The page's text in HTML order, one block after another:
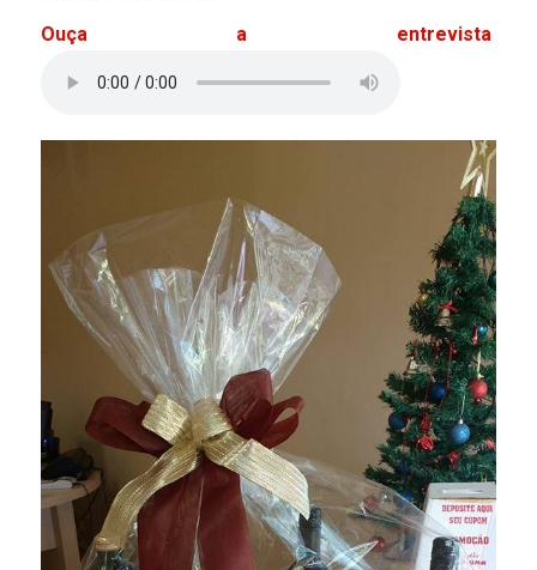
Ouça a entrevista